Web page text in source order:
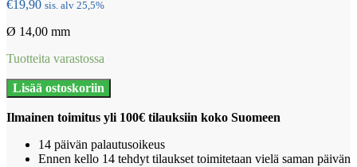
€19,90 sis. alv 25,5%
Ø 14,00 mm
Tuotteita varastossa
Poranterä
14.0
hss338
ohennettu
kara
Lisää ostoskoriin
Ilmainen toimitus yli 100€ tilauksiin koko Suomeen
14 päivän palautusoikeus
Ennen kello 14 tehdyt tilaukset toimitetaan vielä saman päivän